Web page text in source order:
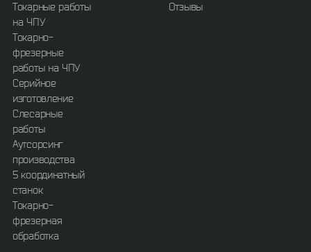
Токарные работы
на ЧПУ
Токарно-
фрезерные
работы на ЧПУ
Серийное
изготовление
Слесарные
работы
Аутсорсинг
производства
5 координатный
станок
Токарно-
фрезерная
обработка
Отзывы